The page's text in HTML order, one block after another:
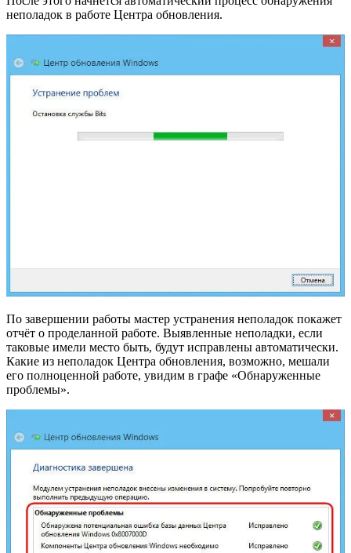
неполадок в работе Центра обновления.
По завершении работы мастер устранения неполадок покажет
отчёт о проделанной работе. Выявленные неполадки, если
таковые имели место быть, будут исправлены автоматически.
Какие из неполадок Центра обновления, возможно, мешали
его полноценной работе, увидим в графе «Обнаруженные
проблемы».